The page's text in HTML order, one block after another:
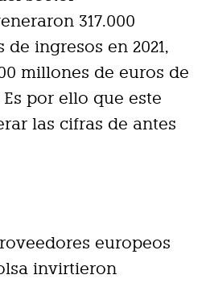
317.000
ingresos en 2021,
millones de euros de
Es por ello que este
las cifras de antes
europeos
invirtieron